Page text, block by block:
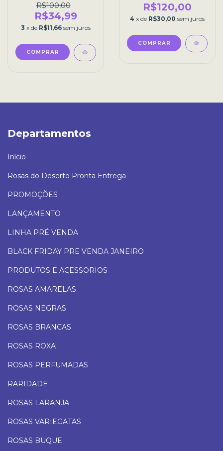
R$100,00
R$34,99
3 x de R$11,66 sem juros
R$120,00
4 x de R$30,00 sem juros
Departamentos
Início
Rosas do Deserto Pronta Entrega
PROMOÇÕES
LANÇAMENTO
LINHA PRÉ VENDA
BLACK FRIDAY PRE VENDA JANEIRO
PRODUTOS E ACESSORIOS
ROSAS AMARELAS
ROSAS NEGRAS
ROSAS BRANCAS
ROSAS ROXA
ROSAS PERFUMADAS
RARIDADE
ROSAS LARANJA
ROSAS VARIEGATAS
ROSAS BUQUE